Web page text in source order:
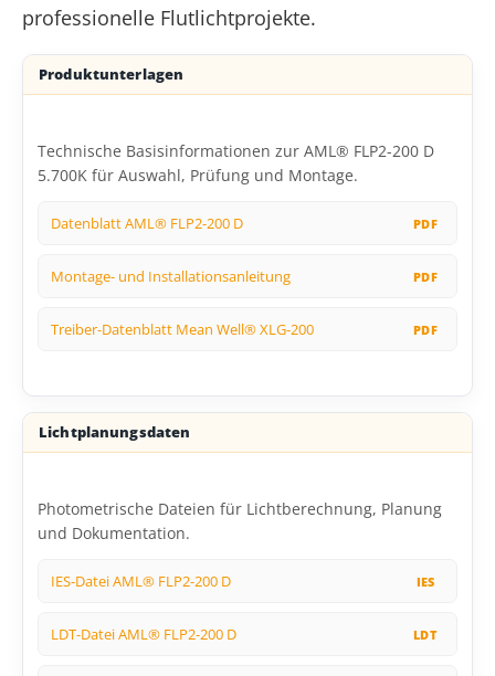
professionelle Flutlichtprojekte.
Produktunterlagen
Technische Basisinformationen zur AML® FLP2-200 D
5.700K für Auswahl, Prüfung und Montage.
Datenblatt AML® FLP2-200 D
Montage- und Installationsanleitung
Treiber-Datenblatt Mean Well® XLG-200
Lichtplanungsdaten
Photometrische Dateien für Lichtberechnung, Planung
und Dokumentation.
IES-Datei AML® FLP2-200 D
LDT-Datei AML® FLP2-200 D